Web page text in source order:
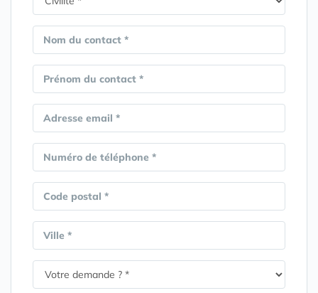
Nom du contact *
Prénom du contact *
Adresse email *
Numéro de téléphone *
Code postal *
Ville *